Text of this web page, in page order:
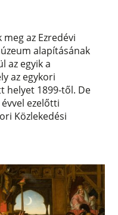
az Ezredévi
alapításának
az egyik a
az egykori
helyet 1899-től. De
ezelőtti
Közlekedési